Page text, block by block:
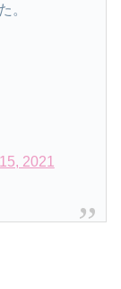
。
2021